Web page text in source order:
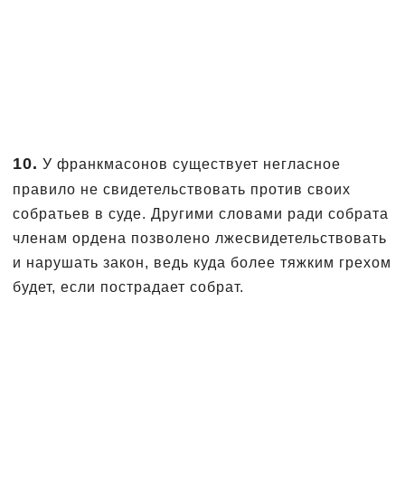
10. У франкмасонов существует негласное
правило не свидетельствовать против своих
собратьев в суде. Другими словами ради собрата
членам ордена позволено лжесвидетельствовать
и нарушать закон, ведь куда более тяжким грехом
будет, если пострадает собрат.